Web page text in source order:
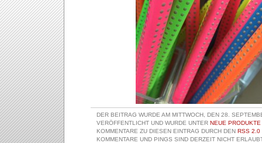
DER BEITRAG WURDE AM MITTWOCH, DEN 28.
VERÖFFENTLICHT UND WURDE UNTER NEUE PRODUKTE
KOMMENTARE ZU DIESEN EINTRAG DURCH DEN RSS 2.0
KOMMENTARE UND PINGS SIND DERZEIT NICHT